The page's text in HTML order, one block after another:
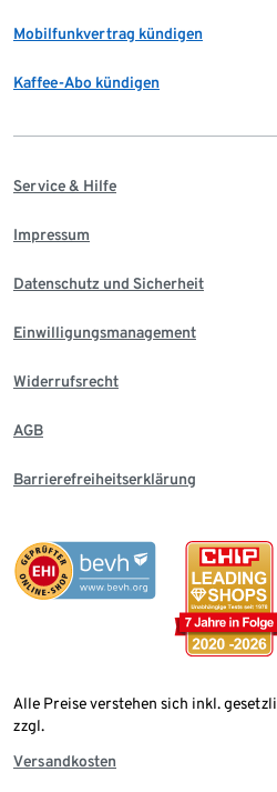
Mobilfunkvertrag kündigen
Kaffee-Abo kündigen
Service & Hilfe
Impressum
Datenschutz und Sicherheit
Einwilligungsmanagement
Widerrufsrecht
AGB
Barrierefreiheitserklärung
Alle Preise verstehen sich inkl.
zzgl.
Versandkosten